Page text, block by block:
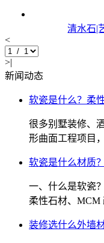
清水石|
<
>|
新闻动态
软瓷是什么？柔
很多别墅装修、
形曲面工程项目
软瓷是什么材质
一、什么是软瓷
柔性石材、MCM
装修选什么外墙